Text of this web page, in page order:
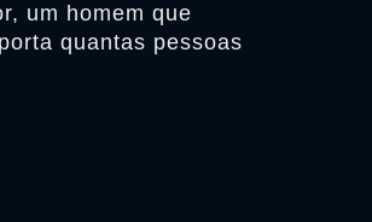
um homem que
quantas pessoas